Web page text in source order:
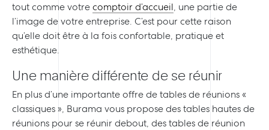
tout comme votrecomptoir d’accueil, une partie de
l’image de votre entreprise. C’est pour cette raison
qu’elle doit être à la fois confortable, pratique et
esthétique.
Une manière différente de se réunir
En plus d’une importante offre de tables de réunions «
classiques », Burama vous propose des tables hautes de
réunions pour se réunir debout, des tables de réunion